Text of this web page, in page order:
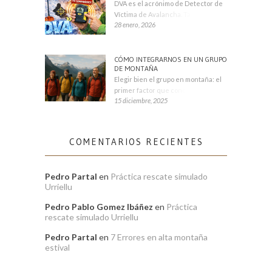
DVA es el acrónimo de Detector de
Víctima de Avalancha. También se
28 enero, 2026
CÓMO INTEGRARNOS EN UN GRUPO
DE MONTAÑA
Elegir bien el grupo en montaña: el
primer factor que condiciona tu
15 diciembre, 2025
COMENTARIOS RECIENTES
Pedro Partal en Práctica rescate simulado
Urriellu
Pedro Pablo Gomez Ibáñez en Práctica
rescate simulado Urriellu
Pedro Partal en 7 Errores en alta montaña
estival